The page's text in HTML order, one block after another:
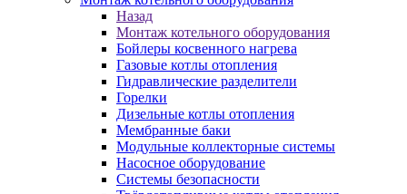
Назад
Монтаж котельного оборудования
Бойлеры косвенного нагрева
Газовые котлы отопления
Гидравлические разделители
Горелки
Дизельные котлы отопления
Мембранные баки
Модульные коллекторные системы
Насосное оборудование
Системы безопасности